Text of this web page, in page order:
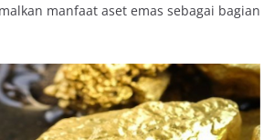
manfaat aset emas sebagai bagian